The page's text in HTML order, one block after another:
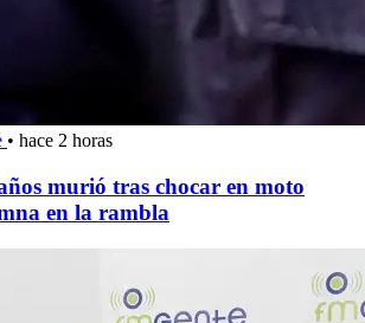
• hace 2 horas
murió tras chocar en moto
en la rambla